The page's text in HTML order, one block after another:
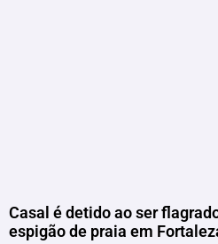
Casal é detido ao ser
espigão de praia em